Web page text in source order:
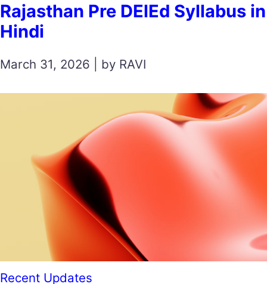
Rajasthan Pre DElEd Syllabus in
Hindi
March 31, 2026 | by RAVI
Recent Updates